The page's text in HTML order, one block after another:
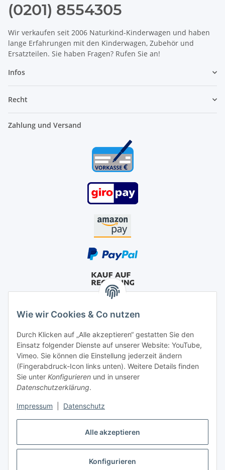
Alle akzeptieren
Konfigurieren
Wie wir Cookies & Co nutzen
Durch Klicken auf „Alle akzeptieren“ gestatten Sie den
Einsatz folgender Dienste auf unserer Website: YouTube,
Vimeo. Sie können die Einstellung jederzeit ändern
(Fingerabdruck-Icon links unten). Weitere Details finden
Sie unter Konfigurieren und in unserer
Datenschutzerklärung.
Impressum Datenschutz
(0201) 8554305
Wir verkaufen seit 2006 Naturkind-Kinderwagen und haben
lange Erfahrungen mit den Kinderwagen, Zubehör und
Ersatzteilen. Sie haben Fragen? Rufen Sie an!
Infos
Recht
Zahlung und Versand
Vertrag widerrufen